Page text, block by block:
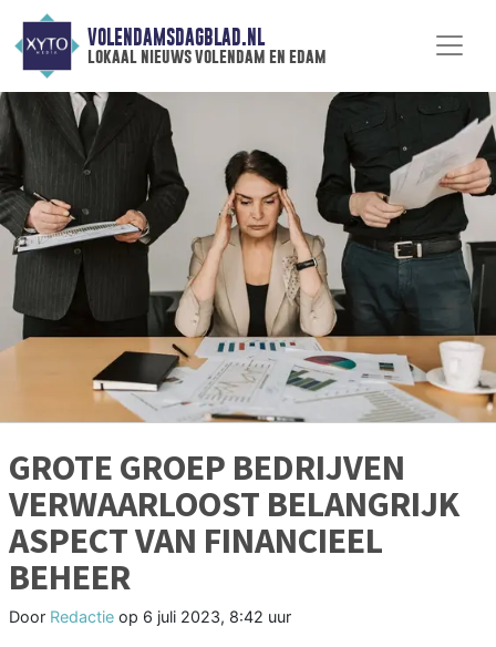
VOLENDAMSDAGBLAD.NL
lokaal nieuws volendam en edam
GROTE GROEP BEDRIJVEN
VERWAARLOOST BELANGRIJK
ASPECT VAN FINANCIEEL
BEHEER
Door Redactie op 6 juli 2023, 8:42 uur